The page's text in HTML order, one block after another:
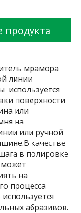
продукта
мрамора
линии
поверхности
или
на
или ручной
качестве
в полировке
может
на
процесса
абразивов.